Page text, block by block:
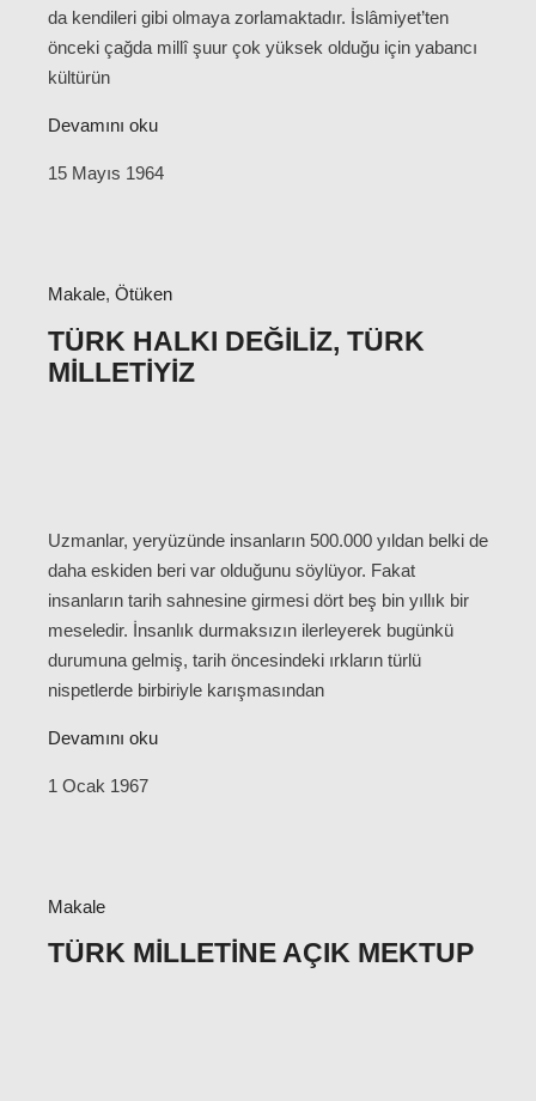
da kendileri gibi olmaya zorlamaktadır. İslâmiyet’ten
önceki çağda millî şuur çok yüksek olduğu için yabancı
kültürün
Devamını oku
15 Mayıs 1964
Makale, Ötüken
TÜRK HALKI DEĞILIZ, TÜRK
MILLETIYIZ
Uzmanlar, yeryüzünde insanların 500.000 yıldan belki de
daha eskiden beri var olduğunu söylüyor. Fakat
insanların tarih sahnesine girmesi dört beş bin yıllık bir
meseledir. İnsanlık durmaksızın ilerleyerek bugünkü
durumuna gelmiş, tarih öncesindeki ırkların türlü
nispetlerde birbiriyle karışmasından
Devamını oku
1 Ocak 1967
Makale
TÜRK MILLETINE AÇIK MEKTUP